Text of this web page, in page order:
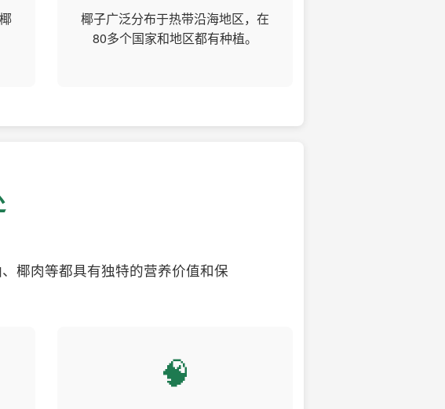
椰子广泛分布于热带沿海地区，在
80多个国家和地区都有种植。
椰肉等都具有独特的营养价值和保
🧠